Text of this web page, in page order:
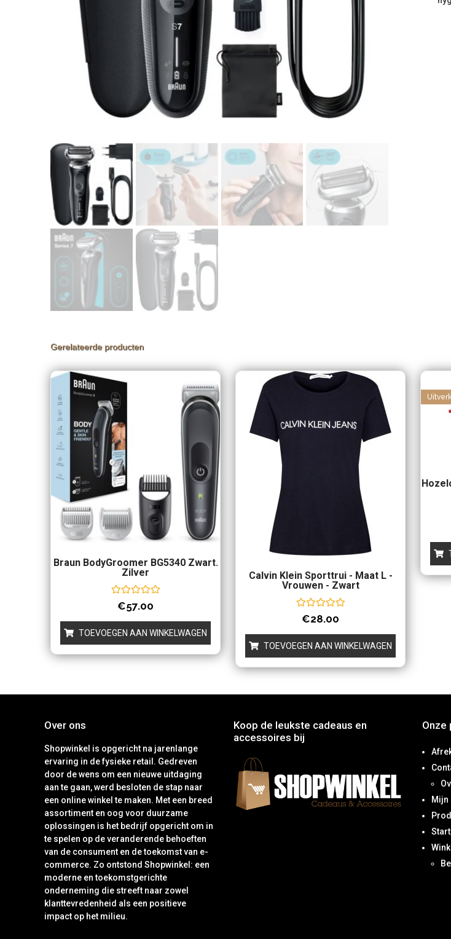
Gerelateerde producten
Braun BodyGroomer BG5340 Zwart.
Zilver
Waardering
uit
5
€57.00
TOEVOEGEN AAN WINKELWAGEN
Calvin Klein Sporttrui - Maat L -
Vrouwen - Zwart
Waardering
uit
5
€28.00
TOEVOEGEN AAN WINKELWAGEN
Over ons
Shopwinkel is opgericht na jarenlange
ervaring in de fysieke retail. Gedreven
door de wens om een nieuwe uitdaging
aan te gaan, werd besloten de stap naar
een online winkel te maken. Met een breed
assortiment en oog voor duurzame
oplossingen is het bedrijf opgericht om in
te spelen op de veranderende behoeften
van de consument en de toekomst van e-
commerce. Zo ontstond Shopwinkel: een
moderne en toekomstgerichte
onderneming die streeft naar zowel
klanttevredenheid als een positieve
impact op het milieu.
Koop de leukste cadeaus en
accessoires bij
Onze
Mijn